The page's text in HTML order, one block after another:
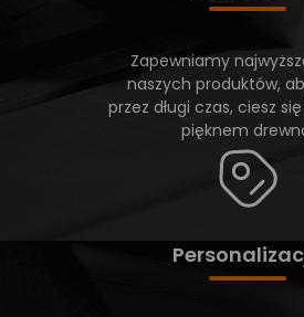
Zapewniamy
naszych produktów,
przez długi czas, ciesz
pięknem